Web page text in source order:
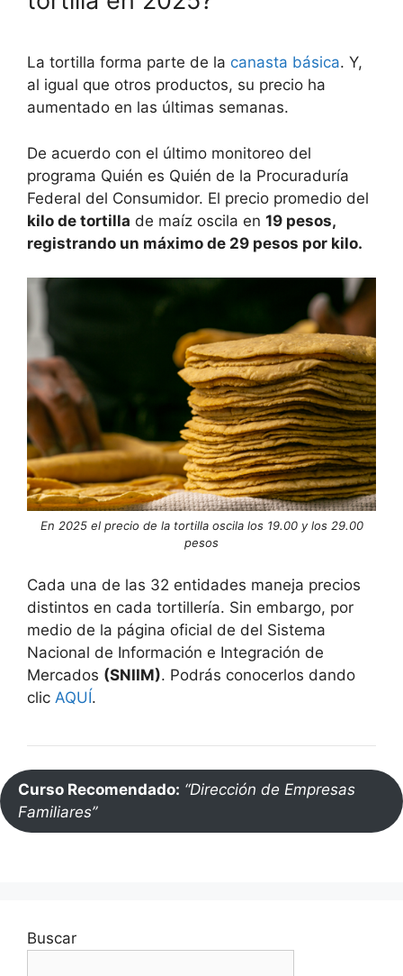
La tortilla forma parte de la canasta básica. Y,
al igual que otros productos, su precio ha
aumentado en las últimas semanas.
De acuerdo con el último monitoreo del
programa Quién es Quién de la Procuraduría
Federal del Consumidor. El precio promedio del
kilo de tortilla de maíz oscila en 19 pesos,
registrando un máximo de 29 pesos por kilo.
En 2025 el precio de la tortilla oscila los 19.00 y los 29.00
pesos
Cada una de las 32 entidades maneja precios
distintos en cada tortillería. Sin embargo, por
medio de la página oficial de del Sistema
Nacional de Información e Integración de
Mercados (SNIIM). Podrás conocerlos dando
clic AQUÍ.
Curso Recomendado: “Dirección de Empresas
Familiares”
Buscar